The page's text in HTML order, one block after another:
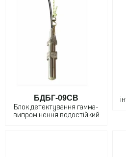
БДБГ-09CВ
Блок детектування гамма-
випромінення водостійкий